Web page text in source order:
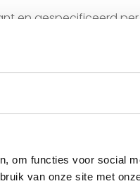
om functies voor social
van onze site met
en gespecificeerd per
oplevering, inclusief
staan wij